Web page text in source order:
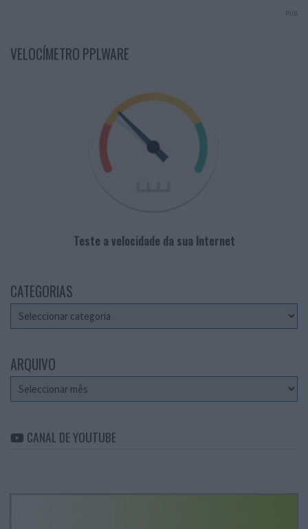
PUB
VELOCÍMETRO PPLWARE
Teste a velocidade da sua Internet
CATEGORIAS
Categorias
ARQUIVO
Arquivo
CANAL DE YOUTUBE